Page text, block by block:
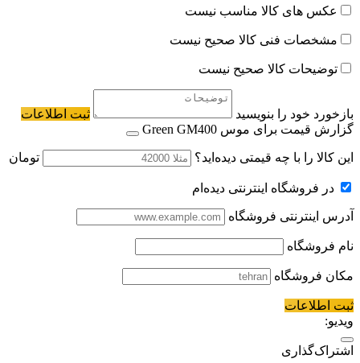
عکس های کالا مناسب نیست
مشخصات فنی کالا صحیح نیست
توضیحات کالا صحیح نیست
بازخورد خود را بنویسید
ثبت اطلاعات
گزارش قیمت برای موس Green GM400
این کالا را با چه قیمتی دیده‌اید؟ تومان
در فروشگاه اینترنتی دیده‌ام
آدرس اینترنتی فروشگاه
نام فروشگاه
مکان فروشگاه
ثبت اطلاعات
ویدیو:
اشتراک‌گذاری